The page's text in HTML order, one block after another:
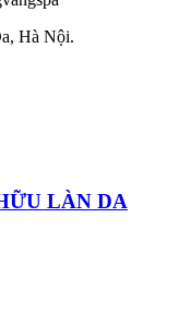
Hà Nội.
LÀN DA